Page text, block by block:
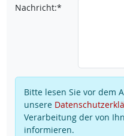
Nachricht:*
Bitte lesen Sie vor dem
unsere
Verarbeitung der von
informieren.